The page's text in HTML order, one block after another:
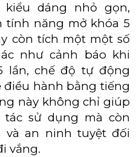
dáng nhỏ gọn,
tính năng mở khóa 5
còn tích một một số
như cảnh báo khi
lần, chế độ tự động
điều hành bằng tiếng
này không chỉ giúp
sử dụng mà còn
và an ninh tuyệt đối
vắng.